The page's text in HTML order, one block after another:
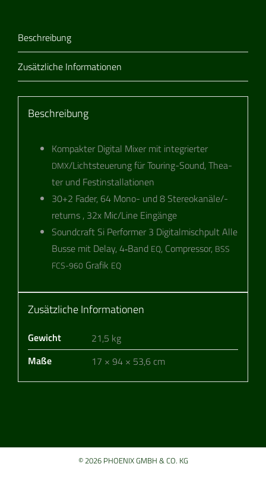
Beschreibung
Zusätzliche Informationen
Beschreibung
Kom­pak­ter Digi­tal Mixer mit inte­grier­ter
DMX/Lichtsteuerung für Tou­ring-Sound, Thea­
ter und Festinstallationen
30+2 Fader, 64 Mono- und 8 Ste­reo­ka­nä­le/-
returns , 32x Mic/Line Eingänge
Sound­craft Si Per­for­mer 3 Digi­tal­misch­pult Alle
Busse mit Delay, 4‑Band EQ, Com­pres­sor, BSS
FCS-960Gra­fik EQ
Zusätzliche Informationen
Gewicht
21,5 kg
Maße
17 × 94 × 53,6 cm
© 2026 PHOENIX GMBH & CO. KG